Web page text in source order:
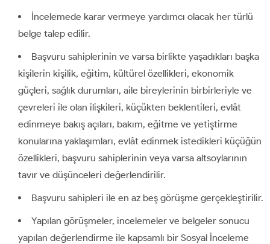
İncelemede karar vermeye yardımcı olacak her türlü
belge talep edilir.
Başvuru sahiplerinin ve varsa birlikte yaşadıkları başka
kişilerin kişilik, eğitim, kültürel özellikleri, ekonomik
güçleri, sağlık durumları, aile bireylerinin birbirleriyle ve
çevreleri ile olan ilişkileri, küçükten beklentileri, evlât
edinmeye bakış açıları, bakım, eğitme ve yetiştirme
konularına yaklaşımları, evlât edinmek istedikleri küçüğün
özellikleri, başvuru sahiplerinin veya varsa altsoylarının
tavır ve düşünceleri değerlendirilir.
Başvuru sahipleri ile en az beş görüşme gerçekleştirilir.
Yapılan görüşmeler, incelemeler ve belgeler sonucu
yapılan değerlendirme ile kapsamlı bir Sosyal İnceleme